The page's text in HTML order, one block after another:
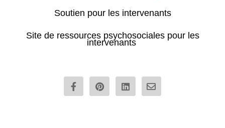
Soutien pour les intervenants
Site de ressources psychosociales pour les
intervenants
F
a
c
P
i
n
L
i
n
E
n
v